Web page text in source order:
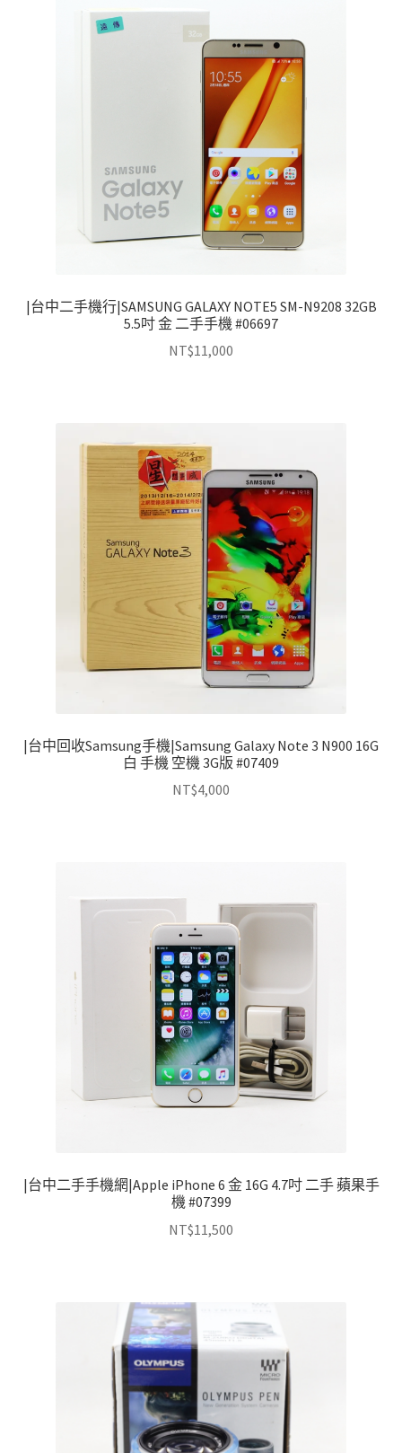
|台中二手機行|SAMSUNG GALAXY NOTE5 SM-N9208 32GB
5.5吋 金 二手手機 #06697
NT$11,000
|台中回收Samsung手機|Samsung Galaxy Note 3 N900 16G
白 手機 空機 3G版 #07409
NT$4,000
|台中二手手機網|Apple iPhone 6 金 16G 4.7吋 二手 蘋果手
機 #07399
NT$11,500